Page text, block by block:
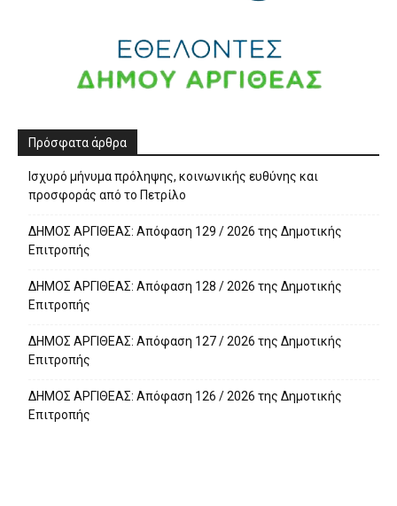
Πρόσφατα άρθρα
Ισχυρό μήνυμα πρόληψης, κοινωνικής ευθύνης και
προσφοράς από το Πετρίλο
ΔΗΜΟΣ ΑΡΓΙΘΕΑΣ: Απόφαση 129 / 2026 της Δημοτικής
Επιτροπής
ΔΗΜΟΣ ΑΡΓΙΘΕΑΣ: Απόφαση 128 / 2026 της Δημοτικής
Επιτροπής
ΔΗΜΟΣ ΑΡΓΙΘΕΑΣ: Απόφαση 127 / 2026 της Δημοτικής
Επιτροπής
ΔΗΜΟΣ ΑΡΓΙΘΕΑΣ: Απόφαση 126 / 2026 της Δημοτικής
Επιτροπής